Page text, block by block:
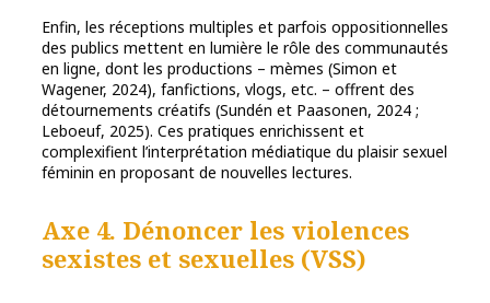
Enfin, les réceptions multiples et parfois oppositionnelles
des publics mettent en lumière le rôle des communautés
en ligne, dont les productions – mèmes (Simon et
Wagener, 2024), fanfictions, vlogs, etc. – offrent des
détournements créatifs (Sundén et Paasonen, 2024 ;
Leboeuf, 2025). Ces pratiques enrichissent et
complexifient l’interprétation médiatique du plaisir sexuel
féminin en proposant de nouvelles lectures.
Axe 4. Dénoncer les violences
sexistes et sexuelles (VSS)